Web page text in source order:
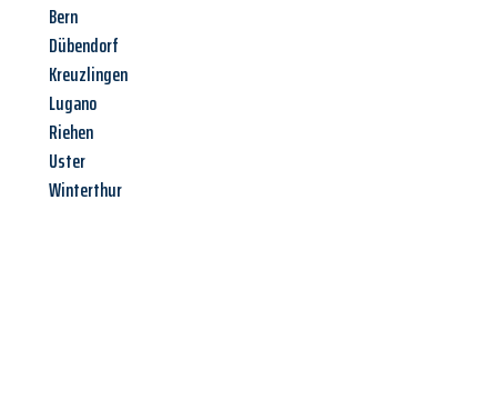
Bern
Dübendorf
Kreuzlingen
Lugano
Riehen
Uster
Winterthur